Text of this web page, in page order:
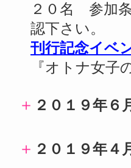
２０名 参加
認下さい。
刊行記念イベ
『オトナ女
＋ ２０１９年６
＋ ２０１９年４